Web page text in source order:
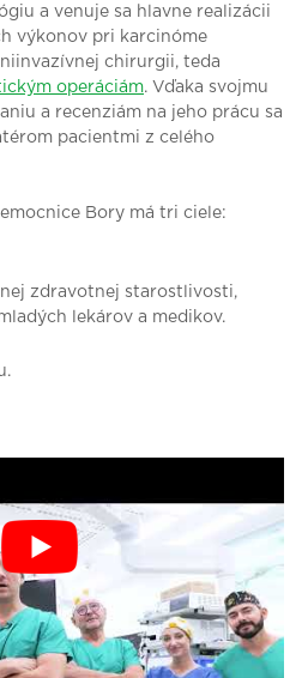
a venuje sa hlavne realizácii
výkonov pri karcinóme
chirurgii, teda
operáciám. Vďaka svojmu
a recenziám na jeho prácu sa
pacientmi z celého
Bory má tri ciele:
zdravotnej starostlivosti,
lekárov a medikov.